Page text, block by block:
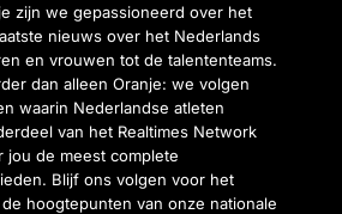
zijn we gepassioneerd over het
nieuws over het Nederlands
en vrouwen tot de talententeams.
dan alleen Oranje: we volgen
waarin Nederlandse atleten
van het Realtimes Network
jou de meest complete
Blijf ons volgen voor het
hoogtepunten van onze nationale